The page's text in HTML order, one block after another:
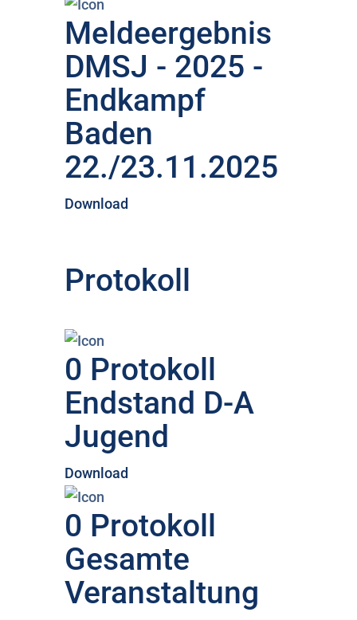
Meldeergebnis
DMSJ - 2025 -
Endkampf
Baden
22./23.11.2025
Download
Protokoll
0 Protokoll
Endstand D-A
Jugend
Download
0 Protokoll
Gesamte
Veranstaltung